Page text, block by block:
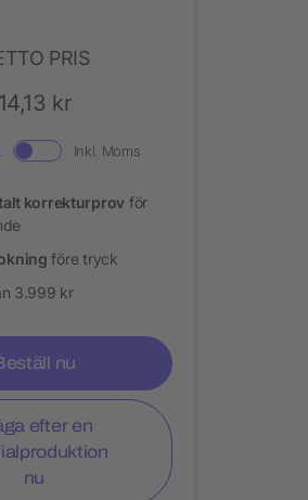
PRIS
14,13 kr
Inkl. Moms
korrekturprov för
före tryck
3.999 kr
nu
efter en
nu